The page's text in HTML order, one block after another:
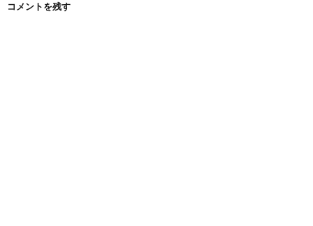
コメントを残す